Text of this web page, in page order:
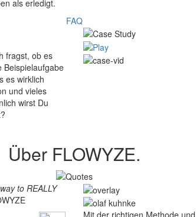
als erledigt.
FAQ
fragst, ob es
Beispielaufgabe
es wirklich
und vieles
wirst Du
Über FLOWYZE.
to REALLY